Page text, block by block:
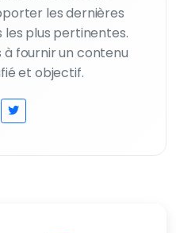
les dernières
plus pertinentes.
à fournir un contenu
et objectif.